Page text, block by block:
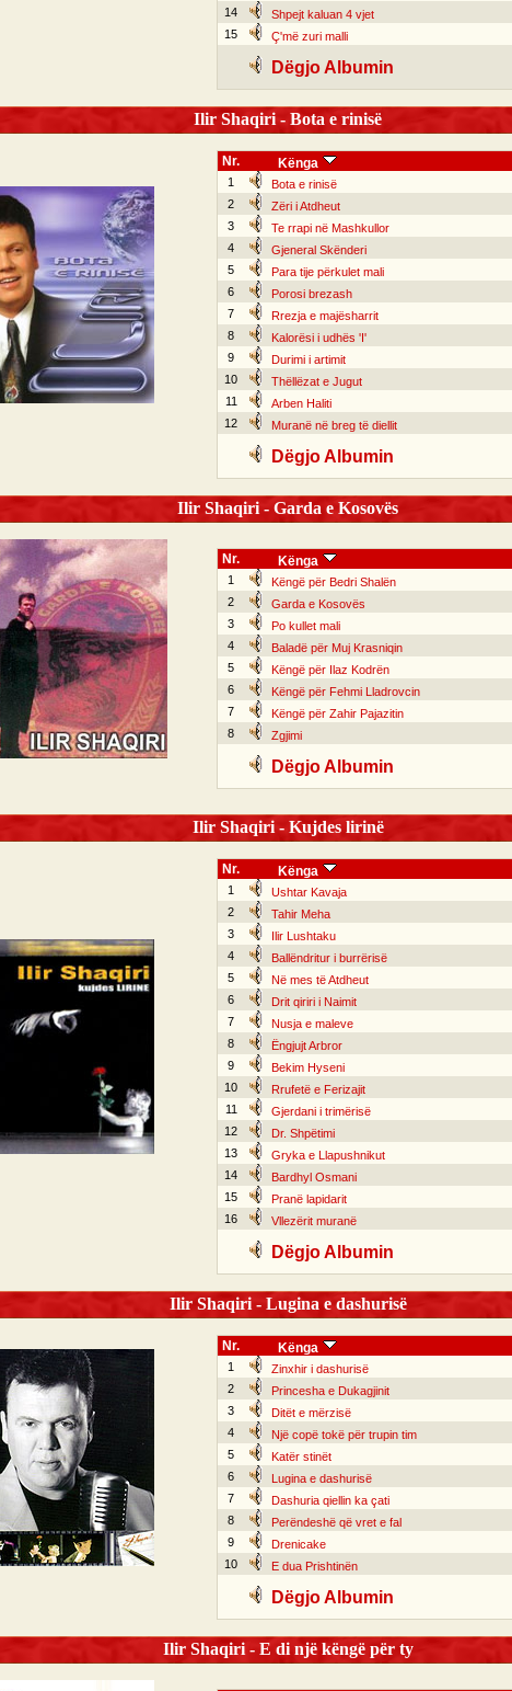
14
Shpejt kaluan 4 vjet
15
Ç'më zuri malli
Dëgjo Albumin
Ilir Shaqiri - Bota e rinisë
Nr. Kënga
1 Bota e rinisë
2
Zëri i Atdheut
3
Te rrapi në Mashkullor
4
Gjeneral Skënderi
5
Para tije përkulet mali
6
Porosi brezash
7
Rrezja e majësharrit
8
Kalorësi i udhës 'I'
9
Durimi i artimit
10
Thëllëzat e Jugut
11
Arben Haliti
12
Muranë në breg të diellit
Dëgjo Albumin
Ilir Shaqiri - Garda e Kosovës
Nr. Kënga
1 Këngë për Bedri Shalën
2
Garda e Kosovës
3
Po kullet mali
4
Baladë për Muj Krasniqin
5
Këngë për Ilaz Kodrën
6
Këngë për Fehmi Lladrovcin
7
Këngë për Zahir Pajazitin
8
Zgjimi
Dëgjo Albumin
Ilir Shaqiri - Kujdes lirinë
Nr. Kënga
1 Ushtar Kavaja
2
Tahir Meha
3
Ilir Lushtaku
4
Ballëndritur i burrërisë
5
Në mes të Atdheut
6
Drit qiriri i Naimit
7
Nusja e maleve
8
Ëngjujt Arbror
9
Bekim Hyseni
10
Rrufetë e Ferizajit
11
Gjerdani i trimërisë
12
Dr. Shpëtimi
13
Gryka e Llapushnikut
14
Bardhyl Osmani
15
Pranë lapidarit
16
Vllezërit muranë
Dëgjo Albumin
Ilir Shaqiri - Lugina e dashurisë
Nr. Kënga
1 Zinxhir i dashurisë
2
Princesha e Dukagjinit
3
Ditët e mërzisë
4
Një copë tokë për trupin tim
5
Katër stinët
6
Lugina e dashurisë
7
Dashuria qiellin ka çati
8
Perëndeshë që vret e fal
9
Drenicake
10
E dua Prishtinën
Dëgjo Albumin
Ilir Shaqiri - E di një këngë për ty